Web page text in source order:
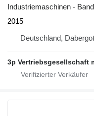
Industriemaschinen -
2015
Deutschland,
3p Vertriebsgesellschaft